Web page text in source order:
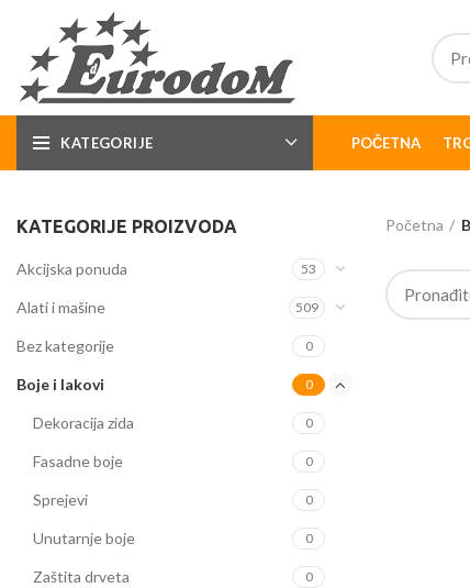
KATEGORIJE POČETNA
KATEGORIJE PROIZVODA
Akcijska ponuda 53
Alati i mašine 509
Bez kategorije 0
Boje i lakovi 0
Dekoracija zida 0
Fasadne boje 0
Sprejevi 0
Unutarnje boje 0
Zaštita drveta 0
Početna